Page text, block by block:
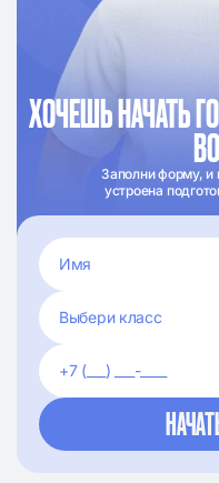
ХОЧЕШЬ НАЧАТЬ
Заполни форму,
устроена